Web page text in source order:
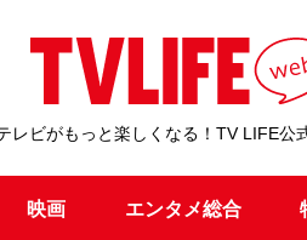
レビがもっと楽しくなる！TV LIFE公
映画 エンタメ総合